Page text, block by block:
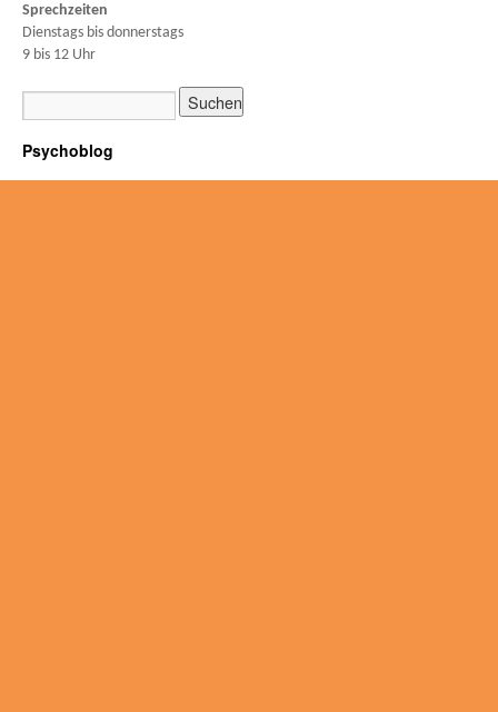
Sprechzeiten
Dienstags bis donnerstags
9 bis 12 Uhr
Psychoblog